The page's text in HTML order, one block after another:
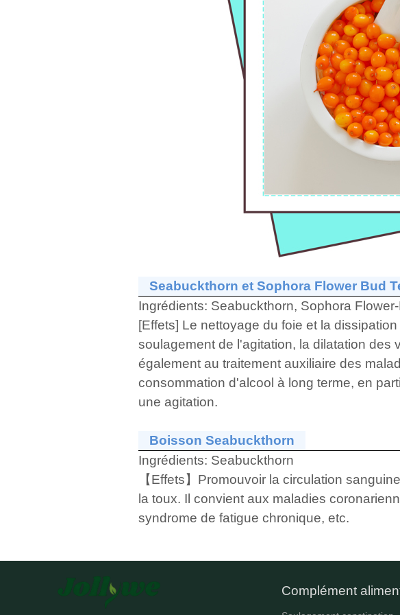
Seabuckthorn et Sophora Flower Bud
Ingrédients: Seabuckthorn, Sophora
[Effets] Le nettoyage du foie et la
soulagement de l'agitation, la dilatation des
également au traitement auxiliaire des
consommation d'alcool à long terme, en
une agitation.
Boisson Seabuckthorn
Ingrédients: Seabuckthorn
【Effets】Promouvoir la circulation
la toux. Il convient aux maladies
syndrome de fatigue chronique, etc.
Complément